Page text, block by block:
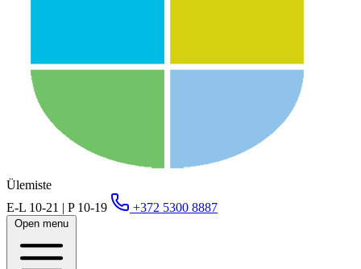
Ülemiste
E-L 10-21 | P 10-19
+372 5300 8887
Open menu